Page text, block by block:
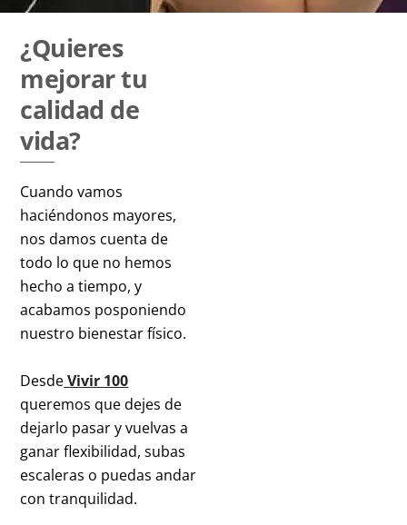
¿Quieres
mejorar tu
calidad de
vida?
Cuando vamos
haciéndonos mayores,
nos damos cuenta de
todo lo que no hemos
hecho a tiempo, y
acabamos posponiendo
nuestro bienestar físico.
DesdeVivir 100
queremos que dejes de
dejarlo pasar y vuelvas a
ganar flexibilidad, subas
escaleras o puedas andar
con tranquilidad.